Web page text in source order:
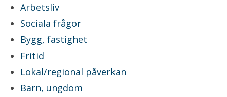
Arbetsliv
Sociala frågor
Bygg, fastighet
Fritid
Lokal/regional påverkan
Barn, ungdom